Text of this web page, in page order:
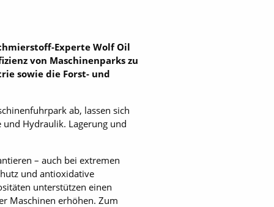
Experte Wolf Oil
von Maschinenparks zu
sowie die Forst- und
ab, lassen sich
Hydraulik. Lagerung und
– auch bei extremen
und antioxidative
unterstützen einen
Maschinen erhöhen. Zum